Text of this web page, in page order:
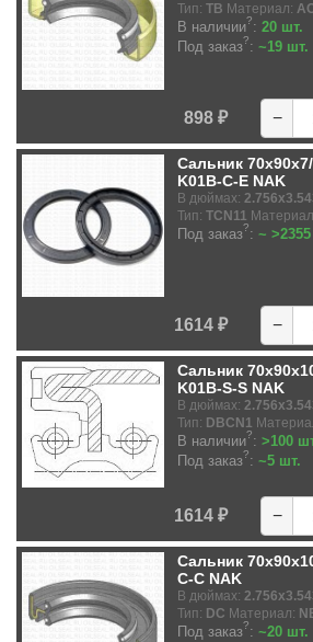
Тип: TB Материал:
В наличии?: 20 шт.
Под заказ?: ~19 шт.
898 ₽ −
Сальник
K01B-C-E NAK
В дюймах:
Тип: TCN11
Под заказ?: ~
1614 ₽ −
Сальник
K01B-S-S NAK
В дюймах:
Тип: DBCN1
В наличии?: >100
Под заказ?: ~5 шт.
1614 ₽ −
Сальник
C-C NAK
В дюймах:
Тип: DC Материал:
Под заказ?: ~20 шт.